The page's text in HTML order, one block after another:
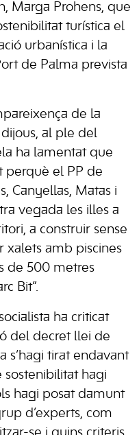
Marga Prohens, que
turística el
urbanística i la
de Palma prevista
de la
al ple del
ha lamentat que
perquè el PP de
Canyellas, Matas i
vegada les illes a
a construir sense
xalets amb piscines
de 500 metres
Bit”.
ha criticat
del decret llei de
s’hagi tirat endavant
sostenibilitat hagi
hagi posat damunt
d’experts, com